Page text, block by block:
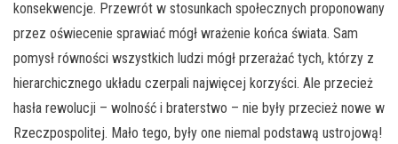
konsekwencje. Przewrót w stosunkach społecznych proponowany
przez oświecenie sprawiać mógł wrażenie końca świata. Sam
pomysł równości wszystkich ludzi mógł przerażać tych, którzy z
hierarchicznego układu czerpali najwięcej korzyści. Ale przecież
hasła rewolucji – wolność i braterstwo – nie były przecież nowe w
Rzeczpospolitej. Mało tego, były one niemal podstawą ustrojową!